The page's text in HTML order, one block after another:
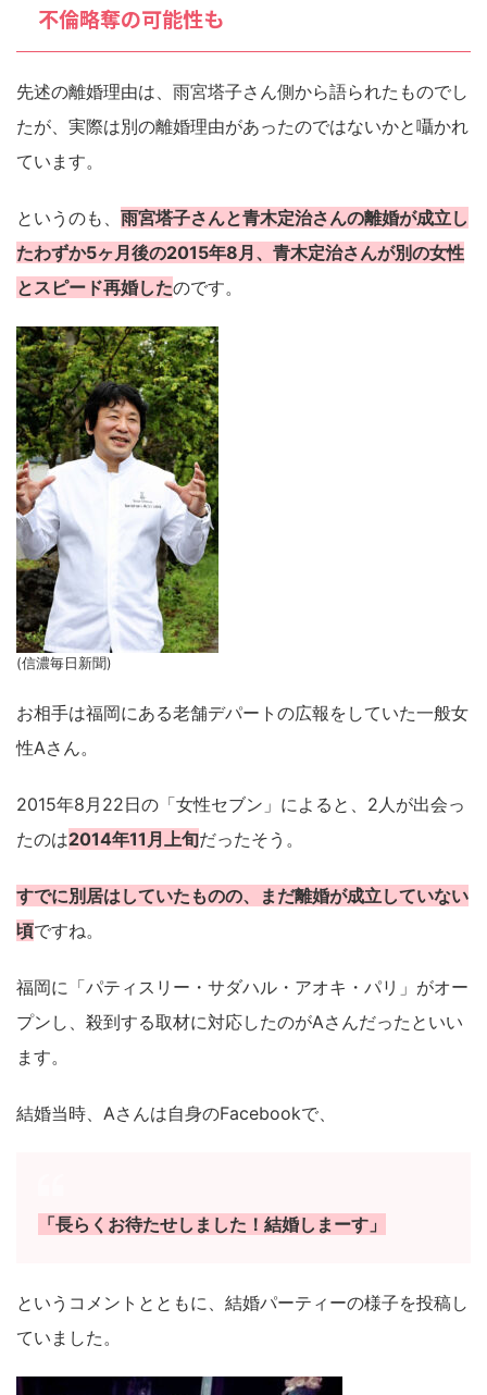
不倫略奪の可能性も
先述の離婚理由は、雨宮塔子さん側から語られたものでし
たが、実際は別の離婚理由があったのではないかと囁かれ
ています。
というのも、 雨宮塔子さんと青木定治さんの離婚が成立し
たわずか5ヶ月後の2015年8月、青木定治さんが別の女性
とスピード再婚したのです。
(信濃毎日新聞)
お相手は福岡にある老舗デパートの広報をしていた一般女
性Aさん。
2015年8月22日の「女性セブン」によると、2人が出会っ
たのは2014年11月上旬だったそう。
すでに別居はしていたものの、まだ離婚が成立していない
頃ですね。
福岡に「パティスリー・サダハル・アオキ・パリ」がオー
プンし、殺到する取材に対応したのがAさんだったといい
ます。
結婚当時、Aさんは自身のFacebookで、
「長らくお待たせしました！結婚しまーす」
というコメントとともに、結婚パーティーの様子を投稿し
ていました。